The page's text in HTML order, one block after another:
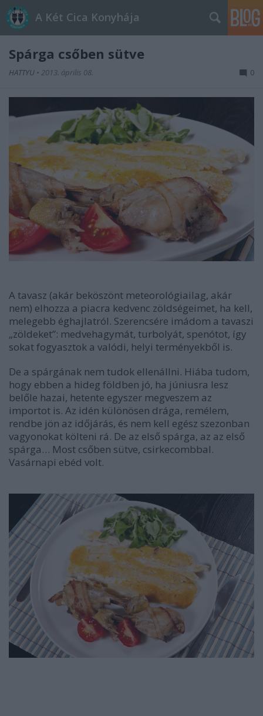
A Két Cica Konyhája
Spárga csőben sütve
HATTYU • 2013. április 08. 0
A tavasz (akár beköszönt meteorológiailag, akár
nem) elhozza a piacra kedvenc zöldségeimet, ha kell,
melegebb éghajlatról. Szerencsére imádom a tavaszi
„zöldeket”: medvehagymát, turbolyát, spenótot, így
sokat fogyasztok a valódi, helyi terményekből is.
De a spárgának nem tudok ellenállni. Hiába tudom,
hogy ebben a hideg földben jó, ha júniusra lesz
belőle hazai, hetente egyszer megveszem az
importot is. Az idén különösen drága, remélem,
rendbe jön az időjárás, és nem kell egész szezonban
vagyonokat költeni rá. De az első spárga, az az első
spárga… Most csőben sütve, csirkecombbal.
Vasárnapi ebéd volt.